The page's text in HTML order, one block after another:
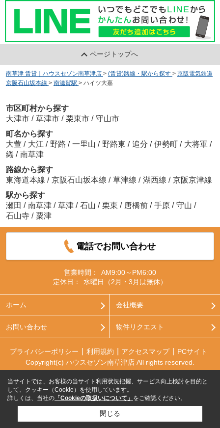
ページトップへ
南草津 賃貸｜ハウスセゾン南草津店 > (賃貸)路線・駅から探す > 京阪電気鉄道
京阪石山坂本線 > 南滋賀駅 > ハイツ大嘉
市区町村から探す
大津市 / 草津市 / 栗東市 / 守山市
町名から探す
大萱 / 大江 / 野路 / 一里山 / 野路東 / 追分 / 伊勢町 / 大将軍 /
綣 / 南草津
路線から探す
東海道本線 / 京阪石山坂本線 / 草津線 / 湖西線 / 京阪京津線
駅から探す
瀬田 / 南草津 / 草津 / 石山 / 栗東 / 唐橋前 / 手原 / 守山 /
石山寺 / 粟津
電話でお問い合わせ
営業時間：
AM9:00～PM6:00
定休日：
水曜日（2月・3月は無休）
ホーム 会社概要
お問い合わせ 物件リクエスト
プライバシーポリシー 利用規約 アクセスマップ
PCサイト
Copyright(c) ハウスセゾン南草津店 All rights reserved.
当サイトでは、お客様の当サイト利用状況把握、サービス向上検討を目的と
して、クッキー（Cookie）を使用しています。
詳しくは、当社の 「Cookieの取扱いについて」 をご確認ください。
閉じる